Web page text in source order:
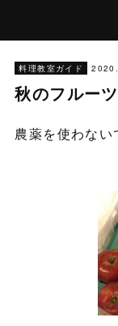
料理教室ガイド
秋のフルー
農薬を使わない